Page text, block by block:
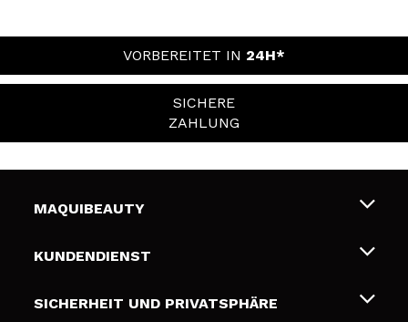
VORBEREITET IN 24H*
SICHERE
ZAHLUNG
MAQUIBEAUTY
Über uns
Geschenkkarten
KUNDENDIENST
Liefer- und Versandkosten
SICHERHEIT UND PRIVATSPHÄRE